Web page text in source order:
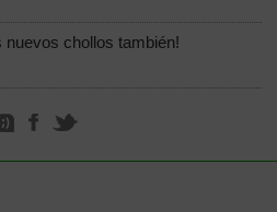
nuevos chollos también!